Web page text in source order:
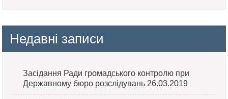
Недавні записи
Засідання Ради громадського контролю при
Державному бюро розслідувань 26.03.2019